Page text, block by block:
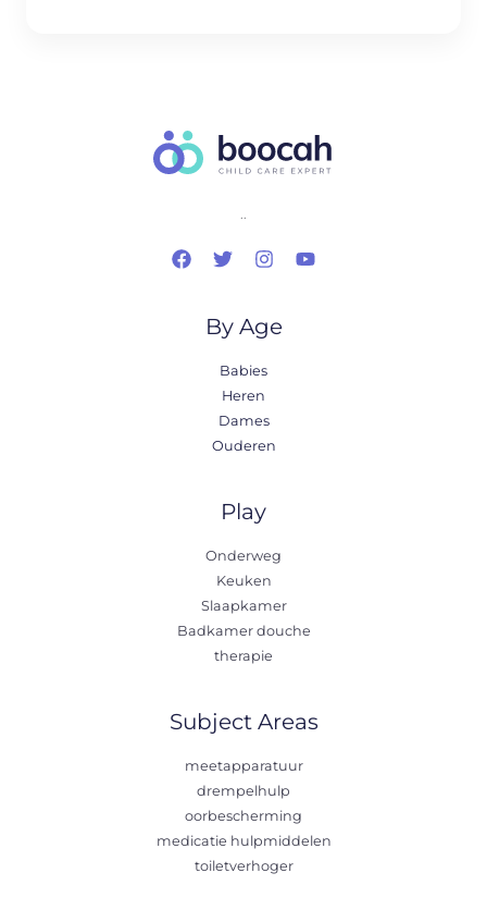
..
By Age
Babies
Heren
Dames
Ouderen
Play
Onderweg
Keuken
Slaapkamer
Badkamer douche
therapie
Subject Areas
meetapparatuur
drempelhulp
oorbescherming
medicatie hulpmiddelen
toiletverhoger